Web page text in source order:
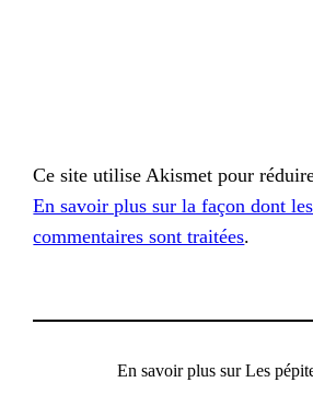
Ce site utilise Akismet pour
En savoir plus sur la façon dont
commentaires sont traitées.
En savoir plus sur Les